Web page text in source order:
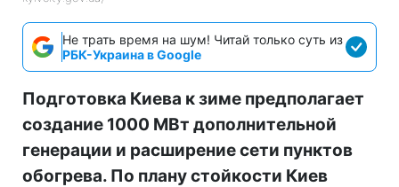
Не трать время на шум! Читай только суть из
РБК-Украина в Google
Подготовка Киева к зиме предполагает
создание 1000 МВт дополнительной
генерации и расширение сети пунктов
обогрева. По плану стойкости Киев